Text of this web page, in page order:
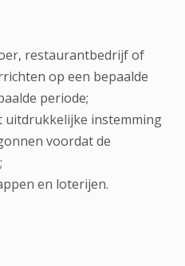
restaurantbedrijf of
op een bepaalde
periode;
uitdrukkelijke instemming
voordat de
en loterijen.